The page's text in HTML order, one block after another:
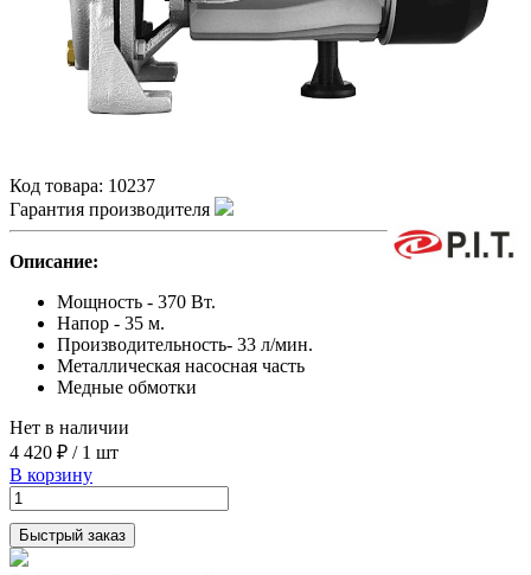
Код товара: 10237
Гарантия производителя
Описание:
Мощность - 370 Вт.
Напор - 35 м.
Производительность- 33 л/мин.
Металлическая насосная часть
Медные обмотки
Нет в наличии
4 420 ₽ / 1 шт
В корзину
Быстрый заказ